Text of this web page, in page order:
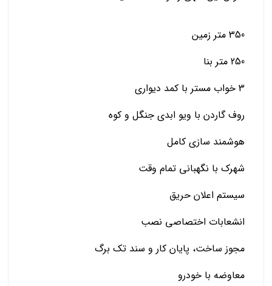
350 متر زمین
250 متر بنا
3 خواب مستر با کمد دیواری
روف گاردن با ویو ابدی جنگل و کوه
هوشمند سازی کامل
شهرک با نگهبانی تمام وقت
سیستم اعلان حریق
انشعابات اختصاصی نصب
مجوز ساخت، پایان کار و سند تک برگ
معاوضه با خودرو